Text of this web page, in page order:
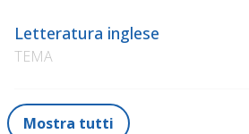
Letteratura inglese
TEMA
Mostra tutti